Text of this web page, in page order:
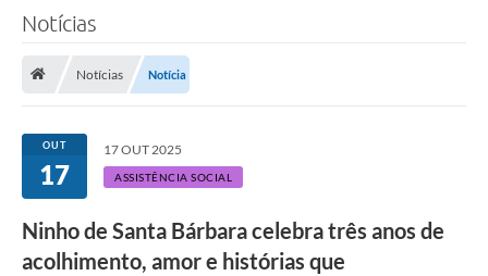
Serviços Online
Transparência
Legislação
Notícias
Notícias Notícia
OUT
17
17 OUT 2025
ASSISTÊNCIA SOCIAL
Ninho de Santa Bárbara celebra três anos de
acolhimento, amor e histórias que